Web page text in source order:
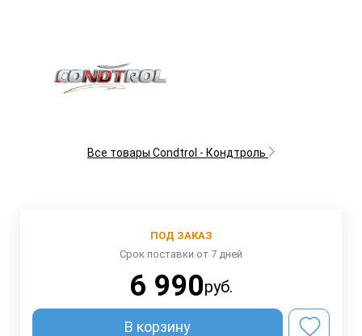
Все товары Condtrol - Кондтроль
ПОД ЗАКАЗ
Срок поставки от 7 дней
6 990руб.
В корзину